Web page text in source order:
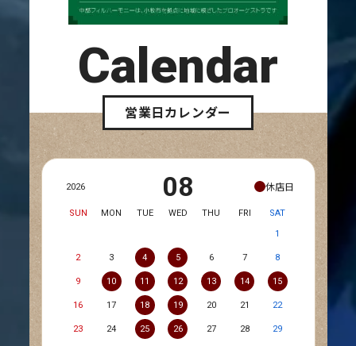
Calendar
営業日カレンダー
2026 08 休店日
SUN MON TUE WED THU FRI
SAT
1
2 3 4 5 6 7 8
9 10 11 12 13 14 15
16 17 18 19 20 21 22
23 24 25 26 27 28 29